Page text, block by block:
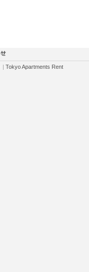
| Tokyo Apartments Rent